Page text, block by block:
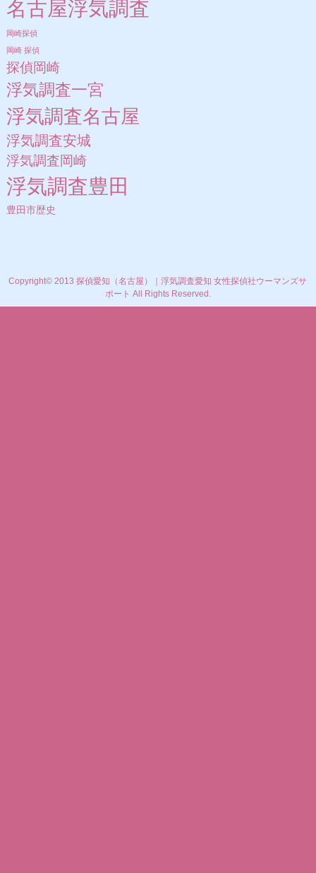
名古屋浮気調査
岡崎探偵
岡崎 探偵
探偵岡崎
浮気調査一宮
浮気調査名古屋
浮気調査安城
浮気調査岡崎
浮気調査豊田
豊田市歴史
Copyright© 2013 探偵愛知（名古屋）｜浮気調査愛知 女性探偵社ウーマンズサ
ポート All Rights Reserved.